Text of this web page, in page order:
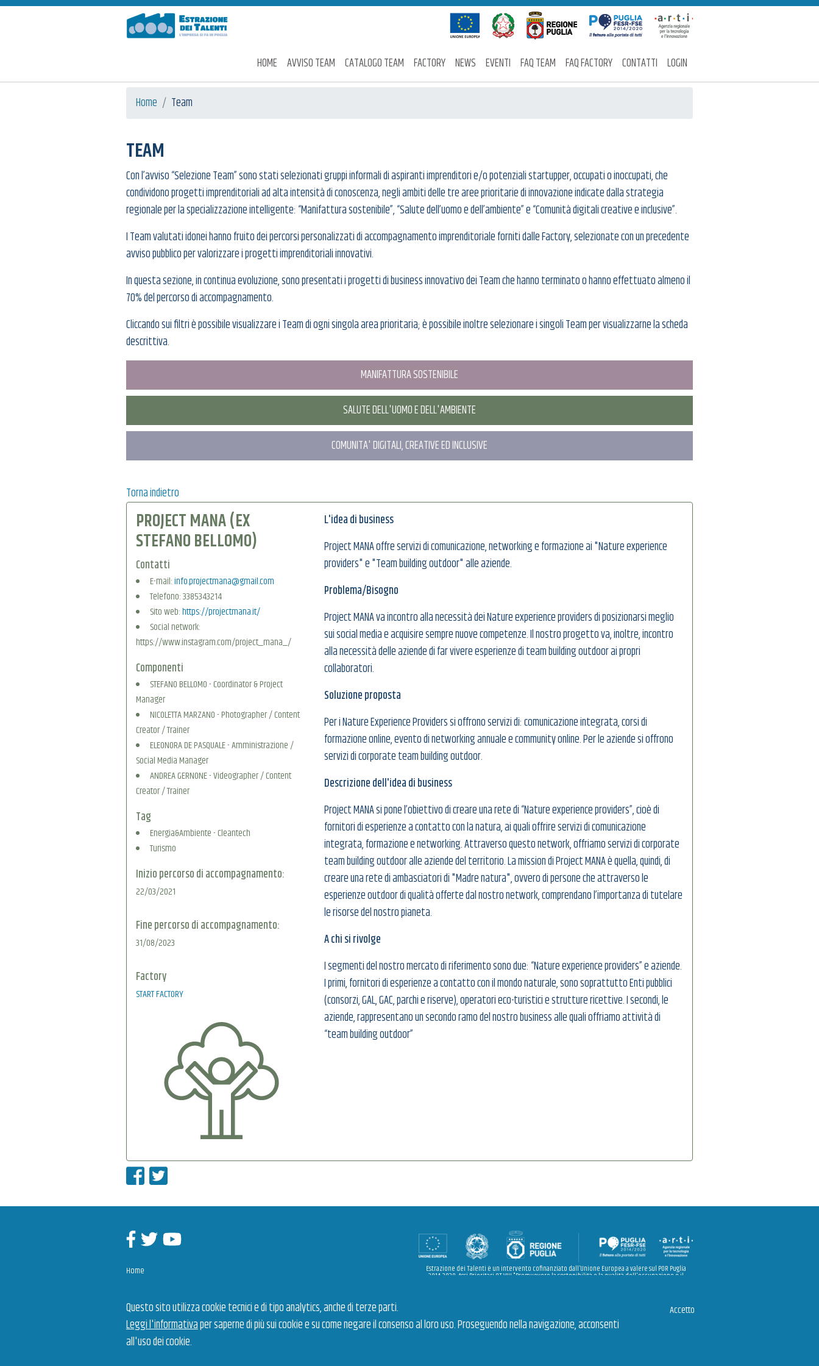
Estrazione dei Talenti
HOME AVVISO TEAM CATALOGO TEAM FACTORY NEWS EVENTI FAQ TEAM FAQ FACTORY CONTATTI LOGIN
Home Team
TEAM
Con l’avviso “Selezione Team” sono stati selezionati gruppi informali di aspiranti imprenditori e/o potenziali startupper, occupati o inoccupati, che
condividono progetti imprenditoriali ad alta intensità di conoscenza, negli ambiti delle tre aree prioritarie di innovazione indicate dalla strategia
regionale per la specializzazione intelligente: “Manifattura sostenibile”, “Salute dell’uomo e dell’ambiente” e “Comunità digitali creative e inclusive”.
I Team valutati idonei hanno fruito dei percorsi personalizzati di accompagnamento imprenditoriale forniti dalle Factory, selezionate con un precedente
avviso pubblico per valorizzare i progetti imprenditoriali innovativi.
In questa sezione, in continua evoluzione, sono presentati i progetti di business innovativo dei Team che hanno terminato o hanno effettuato almeno il
70% del percorso di accompagnamento.
Cliccando sui filtri è possibile visualizzare i Team di ogni singola area prioritaria; è possibile inoltre selezionare i singoli Team per visualizzarne la scheda
descrittiva.
MANIFATTURA SOSTENIBILE
SALUTE DELL'UOMO E DELL'AMBIENTE
COMUNITA' DIGITALI, CREATIVE ED INCLUSIVE
Torna indietro
PROJECT MANA (EX
STEFANO BELLOMO)
Contatti
E-mail:info.projectmana@gmail.com
Telefono: 3385343214
Sito web:https://projectmana.it/
Social network:
https://www.instagram.com/project_mana_/
Componenti
STEFANO BELLOMO - Coordinator & Project
Manager
NICOLETTA MARZANO - Photographer / Content
Creator / Trainer
ELEONORA DE PASQUALE - Amministrazione /
Social Media Manager
ANDREA GERNONE - Videographer / Content
Creator / Trainer
Tag
Energia&Ambiente - Cleantech
Turismo
Inizio percorso di accompagnamento:
22/03/2021
Fine percorso di accompagnamento:
31/08/2023
Factory
START FACTORY
L'idea di business
Project MANA offre servizi di comunicazione, networking e formazione ai "Nature experience
providers" e "Team building outdoor" alle aziende.
Problema/Bisogno
Project MANA va incontro alla necessità dei Nature experience providers di posizionarsi meglio
sui social media e acquisire sempre nuove competenze. Il nostro progetto va, inoltre, incontro
alla necessità delle aziende di far vivere esperienze di team building outdoor ai propri
collaboratori.
Soluzione proposta
Per i Nature Experience Providers si offrono servizi di: comunicazione integrata, corsi di
formazione online, evento di networking annuale e community online. Per le aziende si offrono
servizi di corporate team building outdoor.
Descrizione dell'idea di business
Project MANA si pone l’obiettivo di creare una rete di “Nature experience providers”, cioè di
fornitori di esperienze a contatto con la natura, ai quali offrire servizi di comunicazione
integrata, formazione e networking. Attraverso questo network, offriamo servizi di corporate
team building outdoor alle aziende del territorio. La mission di Project MANA è quella, quindi, di
creare una rete di ambasciatori di "Madre natura", ovvero di persone che attraverso le
esperienze outdoor di qualità offerte dal nostro network, comprendano l’importanza di tutelare
le risorse del nostro pianeta.
A chi si rivolge
I segmenti del nostro mercato di riferimento sono due: “Nature experience providers” e aziende.
I primi, fornitori di esperienze a contatto con il mondo naturale, sono soprattutto Enti pubblici
(consorzi, GAL, GAC, parchi e riserve), operatori eco-turistici e strutture ricettive. I secondi, le
aziende, rappresentano un secondo ramo del nostro business alle quali offriamo attività di
“team building outdoor”
Condividi su Facebook
Condividi su Twitter
Facebook
Twitter Youtube
Home
Video
Contatti
Estrazione dei Talenti è un intervento cofinanziato dall’Unione Europea a valere sul POR Puglia
2014-2020, Assi Prioritari OT VIII "Promuovere la sostenibilità e la qualità dell'occupazione e il
Gestione dell'intervento
Questo sito utilizza cookie tecnici e di tipo analytics, anche di terze parti.
Leggi l'informativaper saperne di più sui cookie e su come negare il consenso al loro uso. Proseguendo nella navigazione, acconsenti
all'uso dei cookie.
Accetto